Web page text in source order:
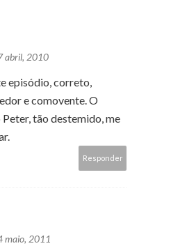
abril, 2010
episódio, correto,
e comovente. O
Peter, tão destemido, me
Responder
maio, 2011